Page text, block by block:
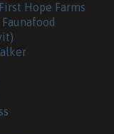
Hope Farms
Faunafood